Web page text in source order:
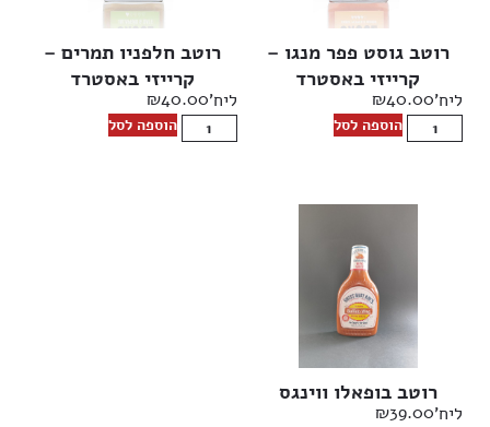
רוטב גוסט פפר מנגו –
קרייזי באסטרד
ליח' ₪40.00
הוספה לסל
רוטב חלפניו תמרים –
קרייזי באסטרד
ליח' ₪40.00
הוספה לסל
רוטב בופאלו ווינגס
ליח' ₪39.00